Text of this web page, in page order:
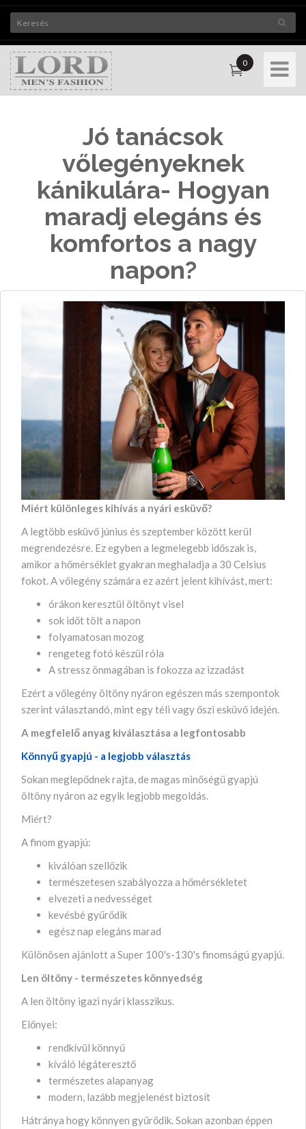
Toggle
0
Jó tanácsok
vőlegényeknek
kánikulára- Hogyan
maradj elegáns és
komfortos a nagy
napon?
Miért különleges kihívás a nyári esküvő?
A legtöbb esküvő június és szeptember között kerül
megrendezésre. Ez egyben a legmelegebb időszak is,
amikor a hőmérséklet gyakran meghaladja a 30 Celsius
fokot. A vőlegény számára ez azért jelent kihívást, mert:
órákon keresztül öltönyt visel
sok időt tölt a napon
folyamatosan mozog
rengeteg fotó készül róla
A stressz önmagában is fokozza az izzadást
Ezért a vőlegény öltöny nyáron egészen más szempontok
szerint választandó, mint egy téli vagy őszi esküvő idején.
A megfelelő anyag kiválasztása a legfontosabb
Könnyű gyapjú - a legjobb választás
Sokan meglepődnek rajta, de magas minőségű gyapjú
öltöny nyáron az egyik legjobb megoldás.
Miért?
A finom gyapjú:
kiválóan szellőzik
természetesen szabályozza a hőmérsékletet
elvezeti a nedvességet
kevésbé gyűrődik
egész nap elegáns marad
Különösen ajánlott a Super 100's-130's finomságú gyapjú.
Len öltöny - természetes könnyedség
A len öltöny igazi nyári klasszikus.
Előnyei:
rendkívül könnyű
kíváló légáteresztő
természetes alapanyag
modern, lazább megjelenést biztosít
Hátránya hogy könnyen gyűrődik. Sokan azonban éppen